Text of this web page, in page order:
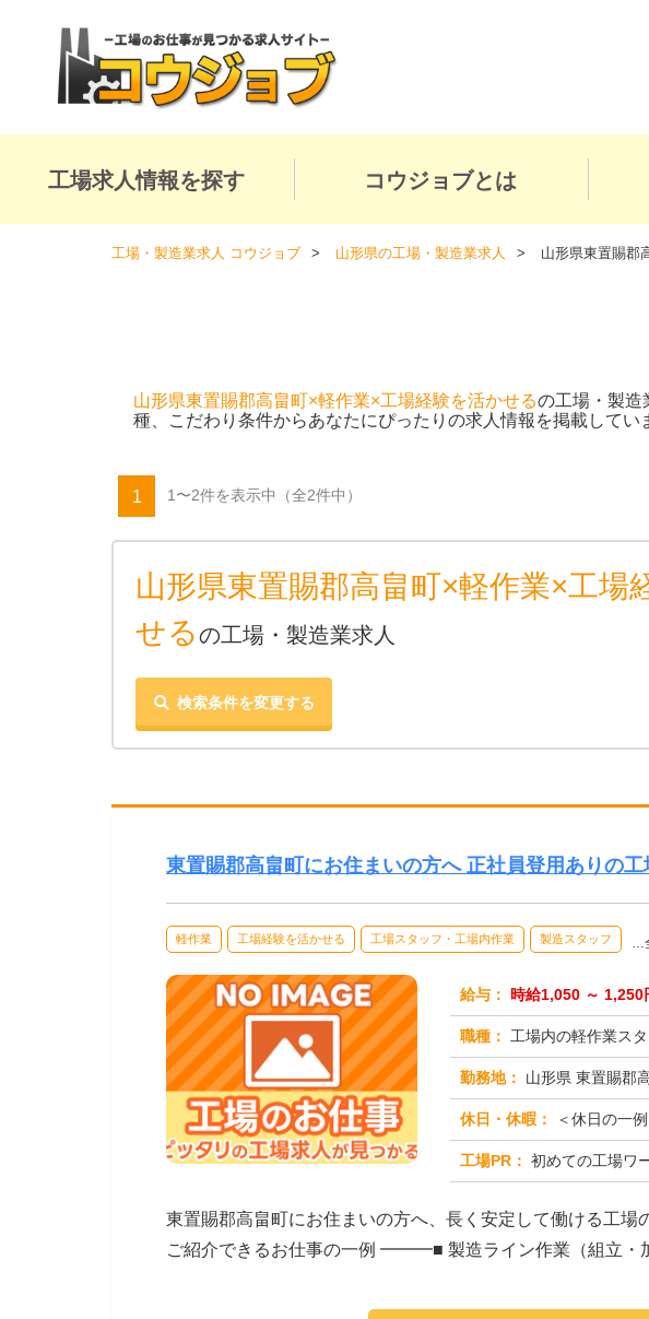
工場求人情報を探す コウジョブとは
工場・製造業求人 コウジョブ 山形県の工場・製造業求人 山形県東置賜郡
山形県東置賜郡高畠町×軽作業×工場経験を活かせるの工場・製造
種、こだわり条件からあなたにぴったりの求人情報を掲載してい
1 1〜2件を表示中 （全2件中）
山形県東置賜郡高畠町×軽作業×工場
せるの工場・製造業求人
検索条件を変更する
東置賜郡高畠町にお住まいの方へ 正社員登用ありの
軽作業 工場経験を活かせる 工場スタッフ・工場内作業 製造スタッフ …
給与： 時給1,050 ～ 1,250
職種： 工場内の軽作業ス
勤務地： 山形県 東置賜郡
休日・休暇： ＜休日の一例＞＜シフト＞4
工場PR： 初めての工場ワークでも安心！株式会
東置賜郡高畠町にお住まいの方へ、長く安定して働ける工
ご紹介できるお仕事の一例 ━━━■ 製造ライン作業（組立・